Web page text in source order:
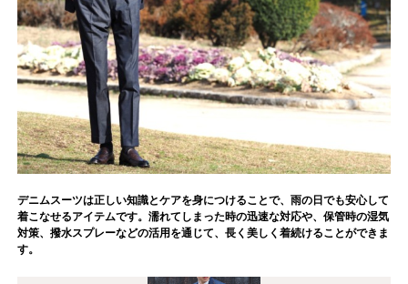
デニムスーツは正しい知識とケアを身につけることで、雨の日でも安心して
着こなせるアイテムです。濡れてしまった時の迅速な対応や、保管時の湿気
対策、撥水スプレーなどの活用を通じて、長く美しく着続けることができま
す。